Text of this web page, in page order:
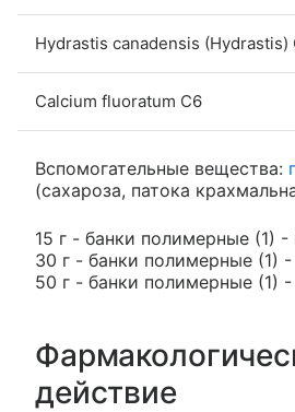
Hydrastis canadensis (Hydrastis)
Calcium fluoratum C6
Вспомогательные вещества:
(сахароза, патока
15 г - банки полимерные (1) -
30 г - банки полимерные (1)
50 г - банки полимерные (1)
действие